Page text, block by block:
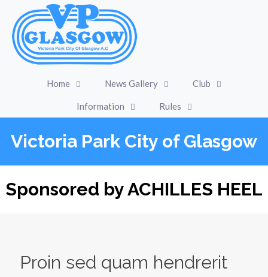
Home News Gallery Club
Information Rules
Victoria Park City of Glasgow
Sponsored by ACHILLES HEEL
Proin sed quam hendrerit